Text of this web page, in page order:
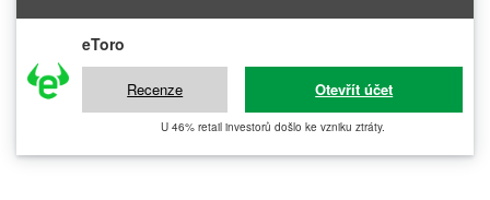
eToro
Recenze Otevřít účet
U 46% retail investorů došlo ke vzniku ztráty.